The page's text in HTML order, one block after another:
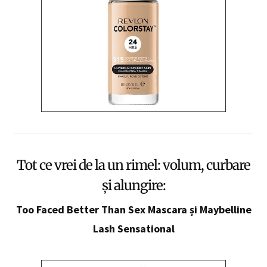
Tot ce vrei de la un rimel: volum, curbare
și alungire:
Too Faced Better Than Sex Mascara și Maybelline
Lash Sensational